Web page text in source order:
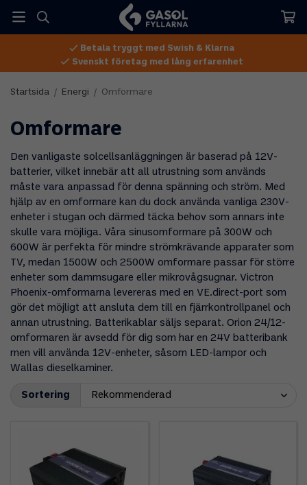
Betala tryggt med Swish & Klarna
Svenskt företag med lång erfarenhet
Startsida / Energi / Omformare
Omformare
Den vanligaste solcellsanläggningen är baserad på 12V-
batterier, vilket innebär att all utrustning som används
måste vara anpassad för denna spänning och ström. Med
hjälp av en omformare kan du dock använda vanliga 230V-
enheter i stugan och därmed täcka behov som annars inte
skulle vara möjliga. Våra sinusomformare på 300W och
600W är perfekta för mindre strömkrävande apparater som
TV, medan 1500W och 2500W omformare passar för större
enheter som dammsugare eller mikrovågsugnar. Victron
Phoenix-omformarna levereras med en VE.direct-port som
gör det möjligt att ansluta dem till en fjärrkontrollpanel och
annan utrustning. Batterikablar säljs separat. Orion 24/12-
omformaren är avsedd för dig som har en 24V batteribank
men vill använda 12V-enheter, såsom LED-lampor och
Wallas dieselkaminer.
Sortering